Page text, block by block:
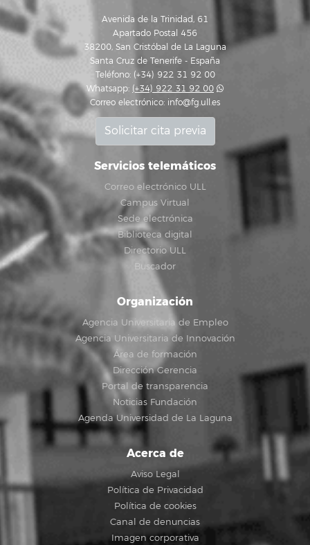
Avenida de la Trinidad, 61
Apartado Postal 456
38200, San Cristóbal de La Laguna
Santa Cruz de Tenerife - España
Teléfono: (+34) 922 31 92 00
Whatsapp: (+34) 922 31 92 00
Correo electrónico: info@fg.ull.es
Solicitar cita previa
Servicios telemáticos
Correo electrónico ULL
Campus Virtual
Sede electrónica
Biblioteca digital
Directorio ULL
Buscador
Organización
Agencia Universitaria de Empleo
Agencia Universitaria de Innovación
Área de formación
Dirección Gerencia
Portal de transparencia
Noticias Fundación
Agenda Universidad de La Laguna
Acerca de
Aviso Legal
Política de Privacidad
Política de cookies
Canal de denuncias
Imagen corporativa